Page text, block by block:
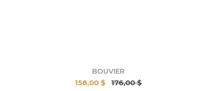
BOUVIER
158,00 $ 176,00 $